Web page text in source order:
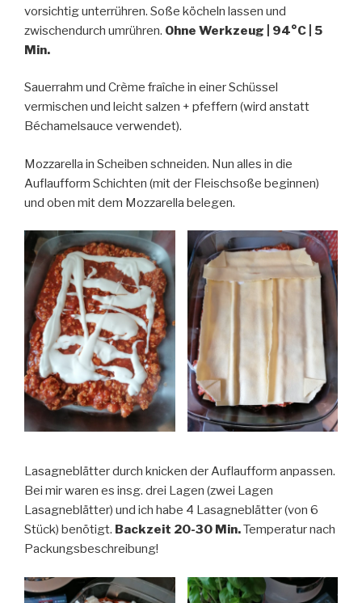
vorsichtig unterrühren. Soße köcheln lassen und
zwischendurch umrühren. Ohne Werkzeug | 94°C | 5
Min.
Sauerrahm und Crème fraîche in einer Schüssel
vermischen und leicht salzen + pfeffern (wird anstatt
Béchamelsauce verwendet).
Mozzarella in Scheiben schneiden. Nun alles in die
Auflaufform Schichten (mit der Fleischsoße beginnen)
und oben mit dem Mozzarella belegen.
Lasagneblätter durch knicken der Auflaufform anpassen.
Bei mir waren es insg. drei Lagen (zwei Lagen
Lasagneblätter) und ich habe 4 Lasagneblätter (von 6
Stück) benötigt. Backzeit 20-30 Min.Temperatur nach
Packungsbeschreibung!